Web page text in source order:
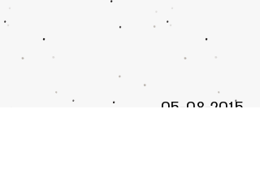
05-08-2015